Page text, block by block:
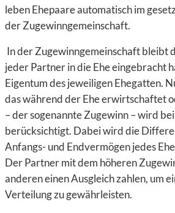
leben Ehepaare automatisch im
der Zugewinngemeinschaft.
In der Zugewinngemeinschaft bleibt
jeder Partner in die Ehe eingebracht
Eigentum des jeweiligen Ehegatten.
das während der Ehe erwirtschaftet
– der sogenannte Zugewinn – wird
berücksichtigt. Dabei wird die
Anfangs- und Endvermögen jedes
Der Partner mit dem höheren
anderen einen Ausgleich zahlen, um
Verteilung zu gewährleisten.